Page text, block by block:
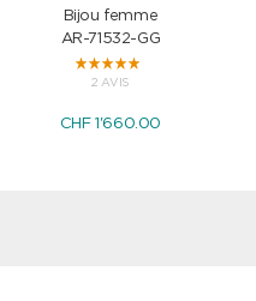
Bijou femme
AR-71532-GG
2 AVIS
CHF 1'660.00